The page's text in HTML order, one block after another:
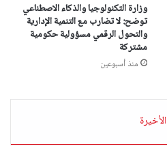
وزارة التكنولوجيا والذكاء الاصطناعي
توضح: لا تضارب مع التنمية الإدارية
والتحول الرقمي مسؤولية حكومية
مشتركة
منذ أسبوعين
الأخيرة